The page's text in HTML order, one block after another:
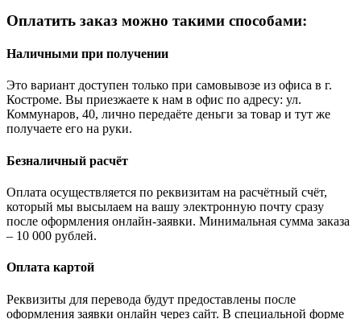
Оплатить заказ можно такими способами:
Наличными при получении
Это вариант доступен только при самовывозе из офиса в г.
Костроме. Вы приезжаете к нам в офис по адресу: ул.
Коммунаров, 40, лично передаёте деньги за товар и тут же
получаете его на руки.
Безналичный расчёт
Оплата осуществляется по реквизитам на расчётный счёт,
который мы высылаем на вашу электронную почту сразу
после оформления онлайн-заявки. Минимальная сумма заказа
– 10 000 рублей.
Оплата картой
Реквизиты для перевода будут предоставлены после
оформления заявки онлайн через сайт. В специальной форме